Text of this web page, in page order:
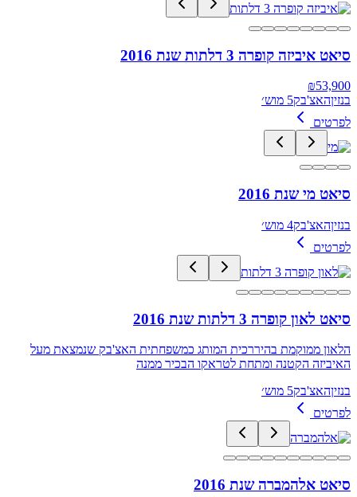
סיאט איביזה קופרה 3 דלתות שנת 2016
₪53,900
בנזיןהאצ'בק5 מוש׳
לפרטים
סיאט מי שנת 2016
בנזיןהאצ'בק4 מוש׳
לפרטים
סיאט לאון קופרה 3 דלתות שנת 2016
הלאון ממוקמת בהיררכית המותג כמשפחתית האצ'בק שנמצאת מעל
האיביזה הקטנה ומתחת לטראקו הבכיר ממנה
בנזיןהאצ'בק5 מוש׳
לפרטים
סיאט אלהמברה שנת 2016